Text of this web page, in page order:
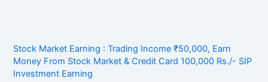
Stock Market Earning : Trading Income ₹50,000, Earn
Money From Stock Market & Credit Card 100,000 Rs./- SIP
Investment Earning